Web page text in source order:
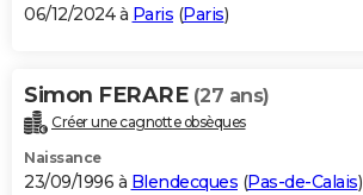
06/12/2024 à Paris (Paris)
Simon FERARE (27 ans)
Créer une cagnotte obsèques
Naissance
23/09/1996 à Blendecques (Pas-de-Calais)